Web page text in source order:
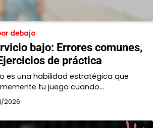
debajo
bajo: Errores comunes,
de práctica
es una habilidad estratégica que
tu juego cuando…
2026